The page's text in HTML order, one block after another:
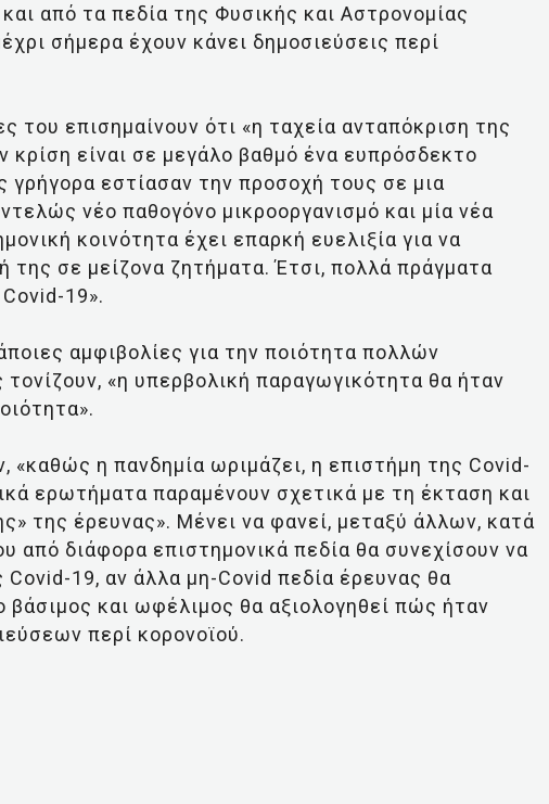
από τα πεδία της Φυσικής και Αστρονομίας
σήμερα έχουν κάνει δημοσιεύσεις περί
του επισημαίνουν ότι «η ταχεία ανταπόκριση της
κρίση είναι σε μεγάλο βαθμό ένα ευπρόσδεκτο
γρήγορα εστίασαν την προσοχή τους σε μια
νέο παθογόνο μικροοργανισμό και μία νέα
κοινότητα έχει επαρκή ευελιξία για να
της σε μείζονα ζητήματα. Έτσι, πολλά πράγματα
19».
αμφιβολίες για την ποιότητα πολλών
«η υπερβολική παραγωγικότητα θα ήταν
«καθώς η πανδημία ωριμάζει, η επιστήμη της Covid-
ερωτήματα παραμένουν σχετικά με τη έκταση και
της έρευνας». Μένει να φανεί, μεταξύ άλλων, κατά
από διάφορα επιστημονικά πεδία θα συνεχίσουν να
19, αν άλλα μη-Covid πεδία έρευνας θα
βάσιμος και ωφέλιμος θα αξιολογηθεί πώς ήταν
περί κορονοϊού.